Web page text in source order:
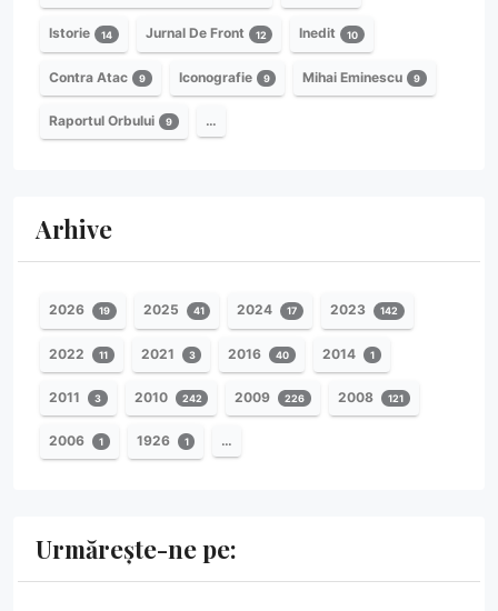
Istorie 14 Jurnal De Front 12 Inedit 10
Contra Atac 9 Iconografie 9 Mihai Eminescu 9
Raportul Orbului 9 …
Arhive
2026 19 2025 41 2024 17 2023 142
2022 11 2021 3 2016 40 2014 1
2011 3 2010 242 2009 226 2008 121
2006 1 1926 1 …
Urmărește-ne pe: